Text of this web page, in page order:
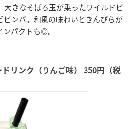
大きなそぼろ玉が乗ったワイルドビ
ビンバ。和風の味わいときんぴらが
ンパクトも◎。
リンク（りんご味） 350円（税